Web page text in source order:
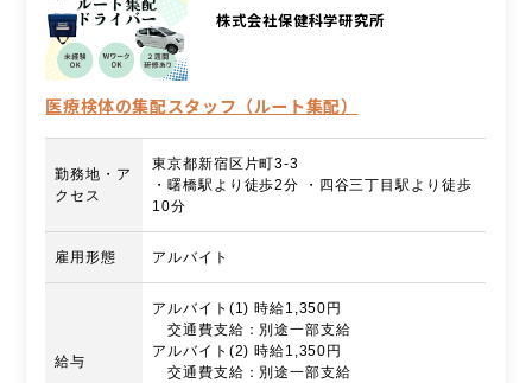
株式会社保健科学研究所
医療検体の集配スタッフ（ルート集配）
勤務地・ア
クセス
東京都新宿区片町3-3
・曙橋駅より徒歩2分 ・四谷三丁目駅より徒歩
10分
雇用形態 アルバイト
給与
アルバイト(1) 時給1,350円
交通費支給：別途一部支給
アルバイト(2) 時給1,350円
交通費支給：別途一部支給